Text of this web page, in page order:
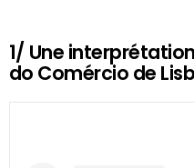
1/ Une
do Comércio de